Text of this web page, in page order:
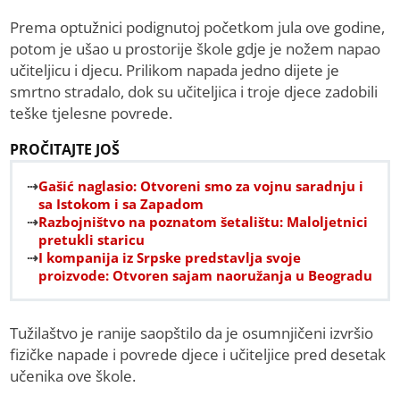
Prema optužnici podignutoj početkom jula ove godine,
potom je ušao u prostorije škole gdje je nožem napao
učiteljicu i djecu. Prilikom napada jedno dijete je
smrtno stradalo, dok su učiteljica i troje djece zadobili
teške tjelesne povrede.
PROČITAJTE JOŠ
Gašić naglasio: Otvoreni smo za vojnu saradnju i
sa Istokom i sa Zapadom
Razbojništvo na poznatom šetalištu: Maloljetnici
pretukli staricu
I kompanija iz Srpske predstavlja svoje
proizvode: Otvoren sajam naoružanja u Beogradu
Tužilaštvo je ranije saopštilo da je osumnjičeni izvršio
fizičke napade i povrede djece i učiteljice pred desetak
učenika ove škole.